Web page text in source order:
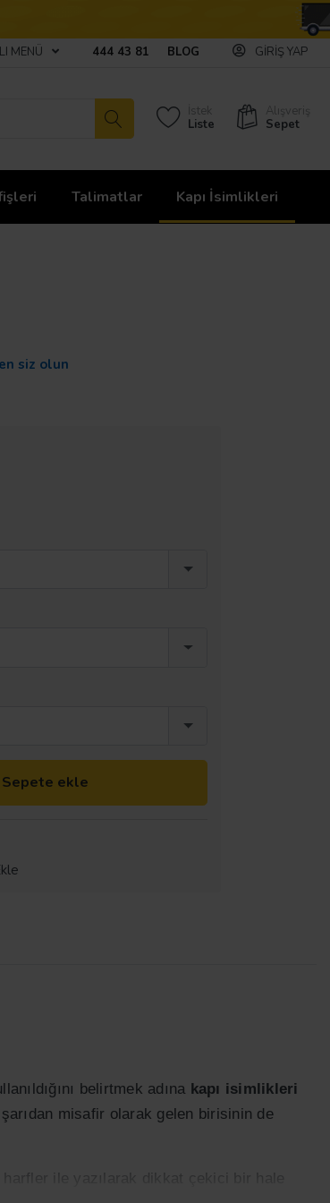
MENÜ 444 43 81 BLOG GIRIŞ YAP
İstek
Liste
Alışveriş
Sepet
Talimatlar Kapı İsimlikleri
siz olun
Sepete ekle
belirtmek adına kapı isimlikleri
misafir olarak gelen birisinin de
ile yazılarak dikkat çekici bir hale